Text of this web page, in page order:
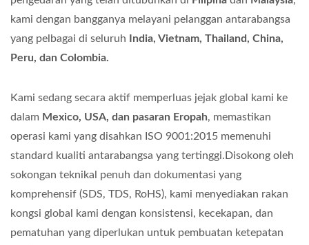
kami dengan bangganya melayani pelanggan antarabangsa
yang pelbagai di seluruh
India, Vietnam, Thailand, China,
Peru, dan Colombia.
Kami sedang secara aktif memperluas jejak global kami ke
dalam Mexico, USA, dan pasaran Eropah, memastikan
operasi kami yang disahkan ISO 9001:2015 memenuhi
standard kualiti antarabangsa yang tertinggi.Disokong oleh
sokongan teknikal penuh dan dokumentasi yang
komprehensif (SDS, TDS, RoHS), kami menyediakan rakan
kongsi global kami dengan konsistensi, kecekapan, dan
pematuhan yang diperlukan untuk pembuatan ketepatan